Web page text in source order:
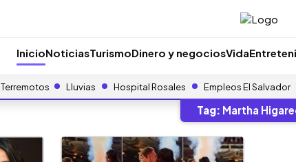
InicioNoticiasTurismoDinero y negociosVida
Terremotos Lluvias Hospital Rosales Empleos El Salvador
Tag: Martha